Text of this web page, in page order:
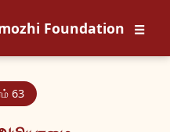
Foundation ☰
63